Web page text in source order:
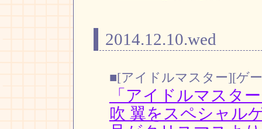
2014.12.10.wed
■[アイドルマスター][ゲ
「アイドルマスタ
吹 翼をスペシャル